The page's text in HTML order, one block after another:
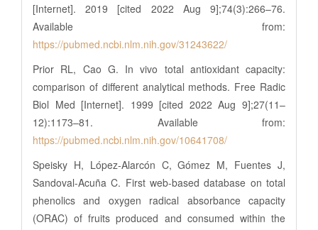
[Internet]. 2019 [cited 2022 Aug 9];74(3):266–76.
Available from:
https://pubmed.ncbi.nlm.nih.gov/31243622/
Prior RL, Cao G. In vivo total antioxidant capacity:
comparison of different analytical methods. Free Radic
Biol Med [Internet]. 1999 [cited 2022 Aug 9];27(11–
12):1173–81. Available from:
https://pubmed.ncbi.nlm.nih.gov/10641708/
Speisky H, López-Alarcón C, Gómez M, Fuentes J,
Sandoval-Acuña C. First web-based database on total
phenolics and oxygen radical absorbance capacity
(ORAC) of fruits produced and consumed within the